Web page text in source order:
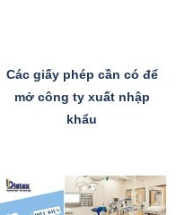
Các giấy phép cần có để
mở công ty xuất nhập
khẩu